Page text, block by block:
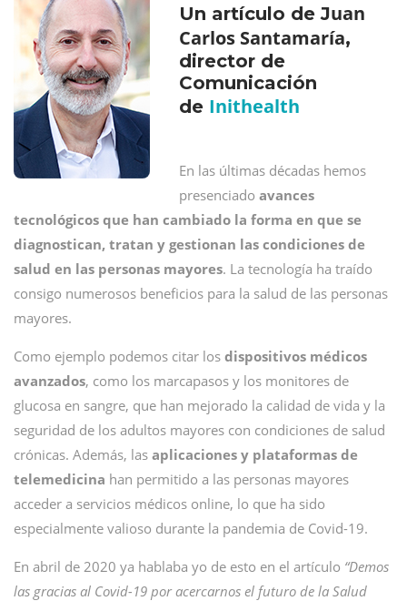
Un artículo de Juan
Carlos Santamaría,
director de
Comunicación
de Inithealth
En las últimas décadas hemos
presenciado avances
tecnológicos que han cambiado la forma en que se
diagnostican, tratan y gestionan las condiciones de
salud en las personas mayores. La tecnología ha traído
consigo numerosos beneficios para la salud de las personas
mayores.
Como ejemplo podemos citar los dispositivos médicos
avanzados, como los marcapasos y los monitores de
glucosa en sangre, que han mejorado la calidad de vida y la
seguridad de los adultos mayores con condiciones de salud
crónicas. Además, las aplicaciones y plataformas de
telemedicina han permitido a las personas mayores
acceder a servicios médicos online, lo que ha sido
especialmente valioso durante la pandemia de Covid-19.
En abril de 2020 ya hablaba yo de esto en el artículo “Demos
las gracias al Covid-19 por acercarnos el futuro de la Salud